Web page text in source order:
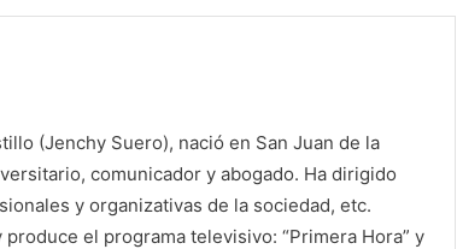
(Jenchy Suero), nació en San Juan de la
comunicador y abogado. Ha dirigido
y organizativas de la sociedad, etc.
el programa televisivo: “Primera Hora” y